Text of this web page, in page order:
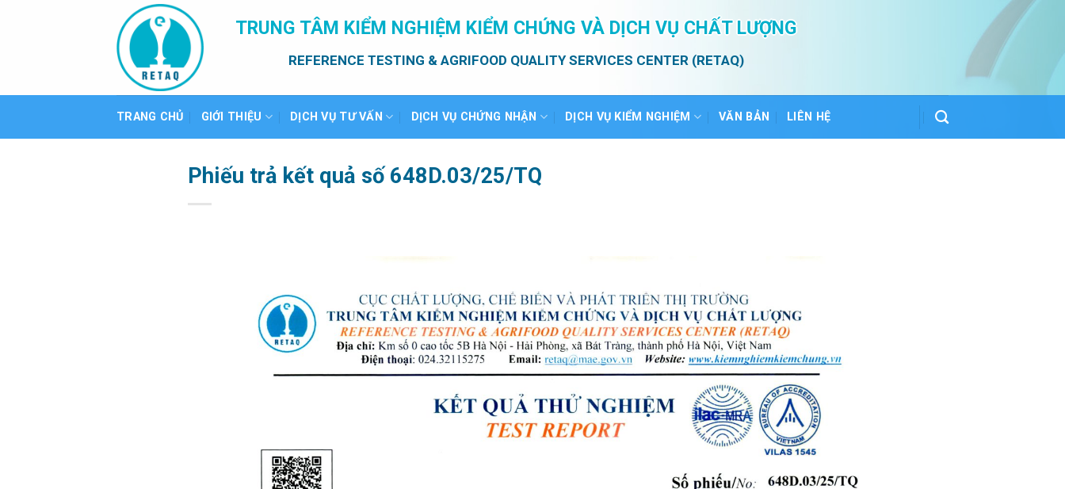
TRUNG TÂM KIỂM NGHIỆM KIỂM CHỨNG VÀ DỊCH VỤ CHẤT LƯỢNG
REFERENCE TESTING & AGRIFOOD QUALITY SERVICES CENTER (RETAQ)
TRANG CHỦ GIỚI THIỆU DỊCH VỤ TƯ VẤN DỊCH VỤ CHỨNG NHẬN DỊCH VỤ KIỂM NGHIỆM VĂN BẢN LIÊN HỆ
Phiếu trả kết quả số 648D.03/25/TQ